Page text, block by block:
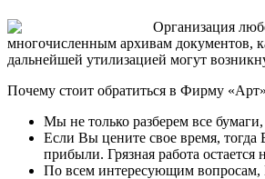
Организация
многочисленным архивам документов,
дальнейшей утилизацией могут
Почему стоит обратиться в Фирму
Мы не только разберем все
Если Вы цените свое время, тогда
прибыли. Грязная работа остается
По всем интересующим вопросам,